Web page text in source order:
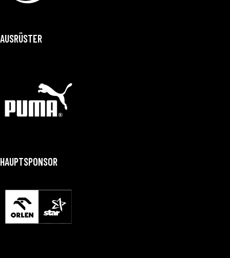
AUSRÜSTER
HAUPTSPONSOR